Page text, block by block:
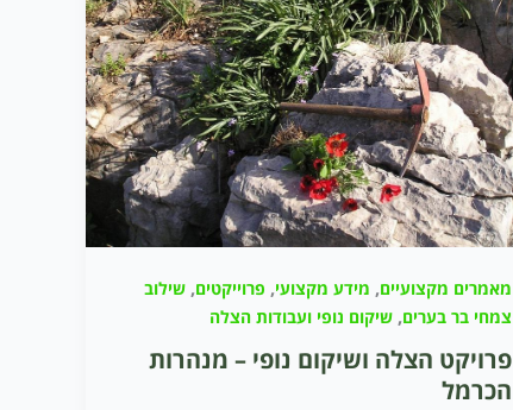
מאמרים מקצועיים, מידע מקצועי, פרוייקטים,שילוב
צמחי בר בערים,שיקום נופי ועבודות הצלה
פרויקט הצלה ושיקום נופי – מנהרות
הכרמל